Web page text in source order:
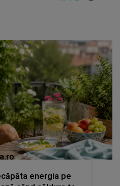
energia pe